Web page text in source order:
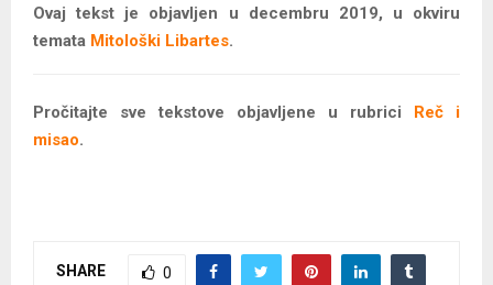
Ovaj tekst je objavljen u decembru 2019, u okviru
temata Mitološki Libartes.
Pročitajte sve tekstove objavljene u rubrici Reč i
misao.
SHARE 0